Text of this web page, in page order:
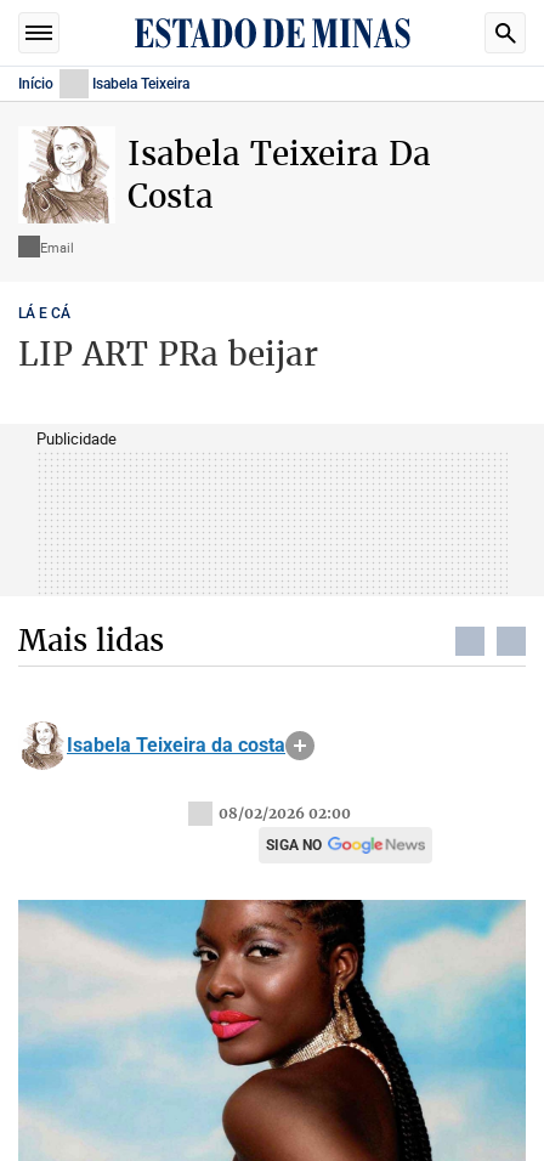
Início Isabela Teixeira
Isabela Teixeira Da
Costa
Email
LÁ E CÁ
LIP ART PRa beijar
Publicidade
Mais lidas
Isabela Teixeira da costa
08/02/2026 02:00
SIGA NO